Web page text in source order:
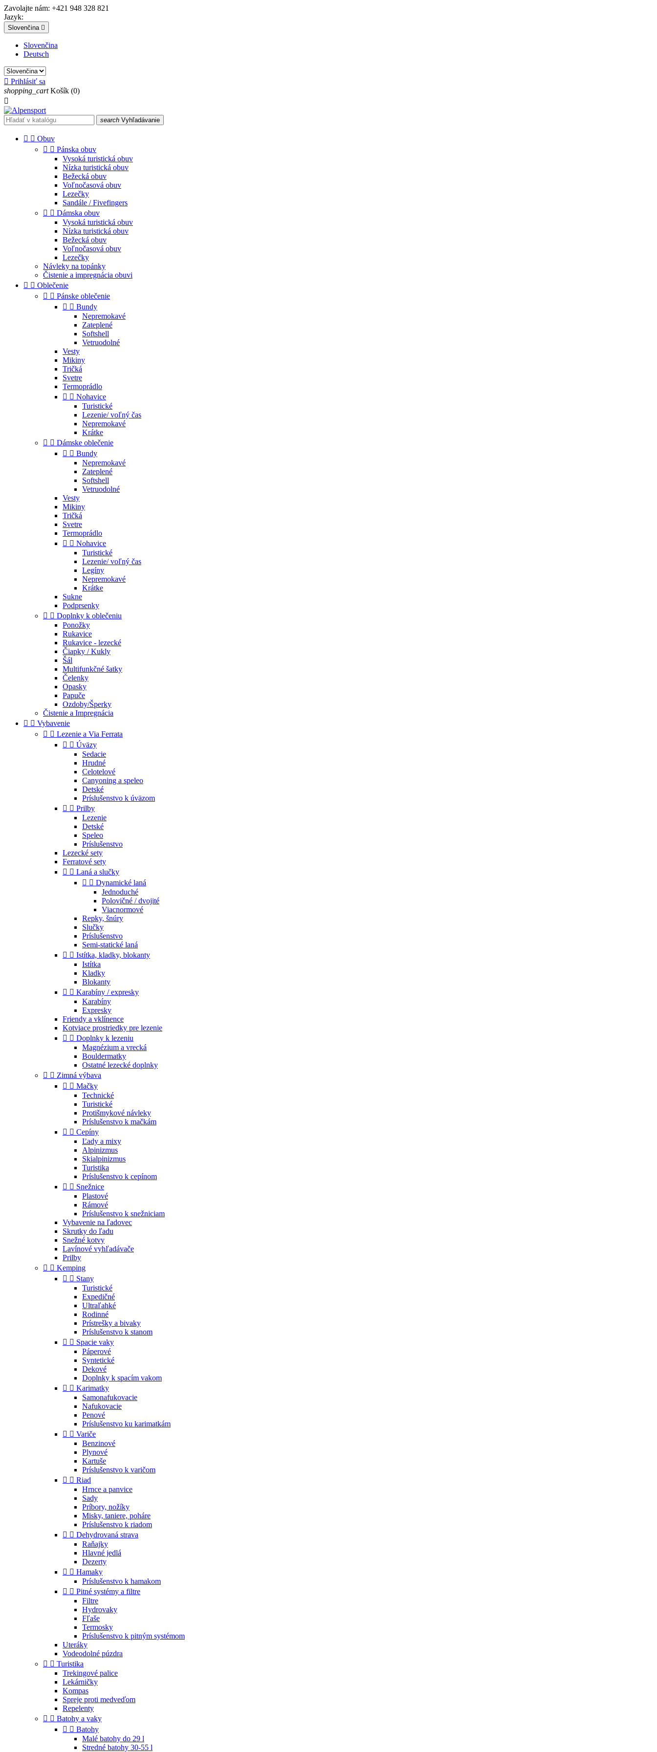
Zavolajte nám: +421 948 328 821
Jazyk:
Slovenčina 
Slovenčina
Deutsch
 Prihlásiť sa
shopping_cart Košík (0)

search Vyhľadávanie
  Obuv
  Pánska obuv
Vysoká turistická obuv
Nízka turistická obuv
Bežecká obuv
Voľnočasová obuv
Lezečky
Sandále / Fivefingers
  Dámska obuv
Vysoká turistická obuv
Nízka turistická obuv
Bežecká obuv
Voľnočasová obuv
Lezečky
Návleky na topánky
Čistenie a impregnácia obuvi
  Oblečenie
  Pánske oblečenie
  Bundy
Nepremokavé
Zateplené
Softshell
Vetruodolné
Vesty
Mikiny
Tričká
Svetre
Termoprádlo
  Nohavice
Turistické
Lezenie/ voľný čas
Nepremokavé
Krátke
  Dámske oblečenie
  Bundy
Nepremokavé
Zateplené
Softshell
Vetruodolné
Vesty
Mikiny
Tričká
Svetre
Termoprádlo
  Nohavice
Turistické
Lezenie/ voľný čas
Legíny
Nepremokavé
Krátke
Sukne
Podprsenky
  Doplnky k oblečeniu
Ponožky
Rukavice
Rukavice - lezecké
Čiapky / Kukly
Šál
Multifunkčné šatky
Čelenky
Opasky
Papuče
Ozdoby/Šperky
Čistenie a Impregnácia
  Vybavenie
  Lezenie a Via Ferrata
  Úväzy
Sedacie
Hrudné
Celotelové
Canyoning a speleo
Detské
Príslušenstvo k úväzom
  Prilby
Lezenie
Detské
Speleo
Príslušenstvo
Lezecké sety
Ferratové sety
  Laná a slučky
  Dynamické laná
Jednoduché
Polovičné / dvojité
Viacnormové
Repky, šnúry
Slučky
Príslušenstvo
Semi-statické laná
  Istítka, kladky, blokanty
Istítka
Kladky
Blokanty
  Karabíny / expresky
Karabíny
Expresky
Friendy a vklínence
Kotviace prostriedky pre lezenie
  Doplnky k lezeniu
Magnézium a vrecká
Bouldermatky
Ostatné lezecké doplnky
  Zimná výbava
  Mačky
Technické
Turistické
Protišmykové návleky
Príslušenstvo k mačkám
  Cepíny
Ľady a mixy
Alpinizmus
Skialpinizmus
Turistika
Príslušenstvo k cepínom
  Snežnice
Plastové
Rámové
Príslušenstvo k snežniciam
Vybavenie na ľadovec
Skrutky do ľadu
Snežné kotvy
Lavínové vyhľadávače
Prilby
  Kemping
  Stany
Turistické
Expedičné
Ultraľahké
Rodinné
Prístrešky a bivaky
Príslušenstvo k stanom
  Spacie vaky
Páperové
Syntetické
Dekové
Doplnky k spacím vakom
  Karimatky
Samonafukovacie
Nafukovacie
Penové
Príslušenstvo ku karimatkám
  Variče
Benzinové
Plynové
Kartuše
Príslušenstvo k varičom
  Riad
Hrnce a panvice
Sady
Príbory, nožíky
Misky, taniere, poháre
Príslušenstvo k riadom
  Dehydrovaná strava
Raňajky
Hlavné jedlá
Dezerty
  Hamaky
Príslušenstvo k hamakom
  Pitné systémy a filtre
Filtre
Hydrovaky
Fľaše
Termosky
Príslušenstvo k pitným systémom
Uteráky
Vodeodolné púzdra
  Turistika
Trekingové palice
Lekárničky
Kompas
Spreje proti medveďom
Repelenty
  Batohy a vaky
  Batohy
Malé batohy do 29 l
Stredné batohy 30-55 l